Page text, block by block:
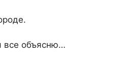
все объясню…